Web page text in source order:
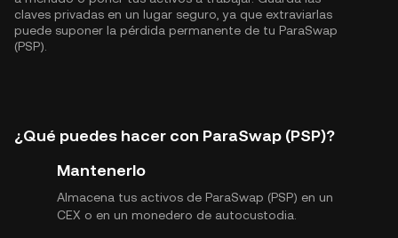
claves privadas en un lugar seguro, ya que extraviarlas
puede suponer la pérdida permanente de tu ParaSwap
(PSP).
¿Qué puedes hacer con ParaSwap (PSP)?
Mantenerlo
Almacena tus activos de ParaSwap (PSP) en un
CEX o en un monedero de autocustodia.